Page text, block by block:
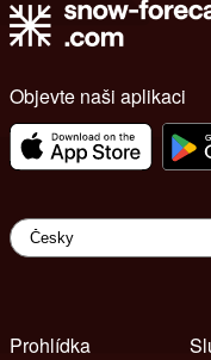
Objevte naši aplikaci
Prohlídka